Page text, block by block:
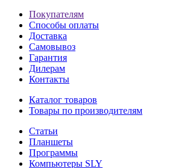
Покупателям
Способы оплаты
Доставка
Самовывоз
Гарантия
Дилерам
Контакты
Каталог товаров
Товары по производителям
Статьи
Планшеты
Программы
Компьютеры SLY